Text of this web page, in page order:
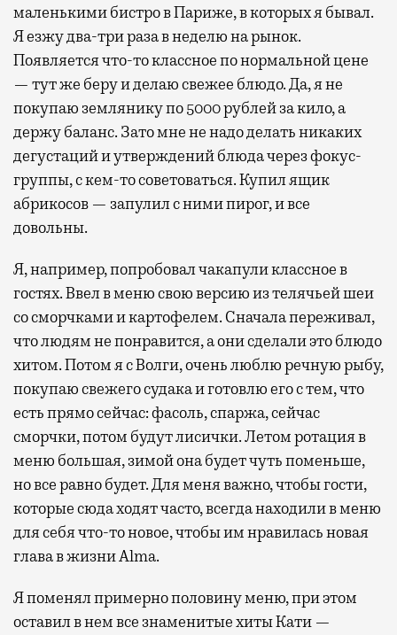
маленькими бистро в Париже, в которых я бывал.
Я езжу два-три раза в неделю на рынок.
Появляется что-то классное по нормальной цене
— тут же беру и делаю свежее блюдо. Да, я не
покупаю землянику по 5000 рублей за кило, а
держу баланс. Зато мне не надо делать никаких
дегустаций и утверждений блюда через фокус-
группы, с кем-то советоваться. Купил ящик
абрикосов — запулил с ними пирог, и все
довольны.
Я, например, попробовал чакапули классное в
гостях. Ввел в меню свою версию из телячьей шеи
со сморчками и картофелем. Сначала переживал,
что людям не понравится, а они сделали это блюдо
хитом. Потом я с Волги, очень люблю речную рыбу,
покупаю свежего судака и готовлю его с тем, что
есть прямо сейчас: фасоль, спаржа, сейчас
сморчки, потом будут лисички. Летом ротация в
меню большая, зимой она будет чуть поменьше,
но все равно будет. Для меня важно, чтобы гости,
которые сюда ходят часто, всегда находили в меню
для себя что-то новое, чтобы им нравилась новая
глава в жизни Alma.
Я поменял примерно половину меню, при этом
оставил в нем все знаменитые хиты Кати —